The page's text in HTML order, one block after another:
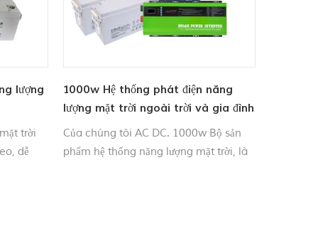
lượng
trời
dễ
1000w Hệ thống phát điện năng
lượng mặt trời ngoài trời và gia đình
Của chúng tôi AC DC. 1000w Bộ sản
phẩm hệ thống năng lượng mặt trời, là